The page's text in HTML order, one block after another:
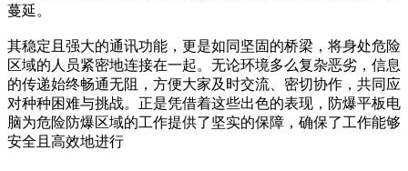
蔓延。
其稳定且强大的通讯功能，更是如同坚固的桥梁，将身处危险
区域的人员紧密地连接在一起。无论环境多么复杂恶劣，信息
的传递始终畅通无阻，方便大家及时交流、密切协作，共同应
对种种困难与挑战。正是凭借着这些出色的表现，防爆平板电
脑为危险防爆区域的工作提供了坚实的保障，确保了工作能够
安全且高效地进行